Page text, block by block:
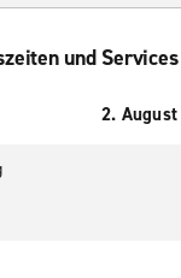
und Services
2.